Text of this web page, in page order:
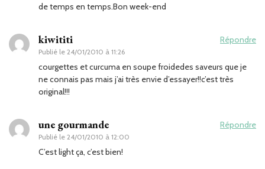
de temps en temps.Bon week-end
kiwititi
Publié le 24/01/2010 à 11:26
Répondre
courgettes et curcuma en soupe froidedes saveurs que je
ne connais pas mais j’ai très envie d’essayer!!c’est très
original!!!
une gourmande
Publié le 24/01/2010 à 12:00
Répondre
C’est light ça, c’est bien!